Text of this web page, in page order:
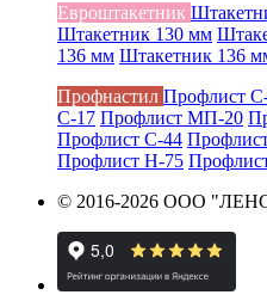
Евроштакетник
Штакетник 130 мм
136 мм Штакетник 136
Профнастил Профлист
С-17 Профлист МП-20
Профлист С-44
Профлист Н-75
© 2016-2026 ООО